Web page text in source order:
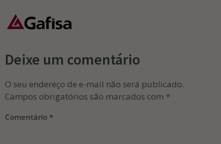
Deixe um comentário
O seu endereço de e-mail não será publicado.
Campos obrigatórios são marcados com *
Comentário *